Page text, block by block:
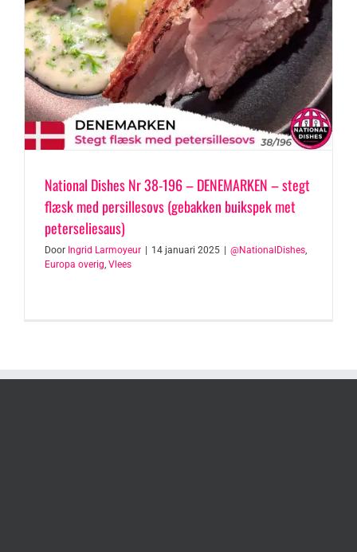
National Dishes Nr 38-196 – DENEMARKEN – stegt
flæsk med persillesovs (gebakken buikspek met
peterseliesaus)
Door Ingrid Larmoyeur 14 januari 2025 @NationalDishes,
Europa overig, Vlees